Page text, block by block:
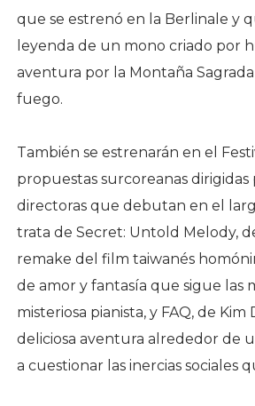
que se estrenó en la Berlinale y
leyenda de un mono criado por
aventura por la Montaña
fuego.
También se estrenarán en el
propuestas surcoreanas dirigidas
directoras que debutan en el
trata de Secret: Untold Melody,
remake del film taiwanés
de amor y fantasía que sigue las
misteriosa pianista, y FAQ, de Kim
deliciosa aventura alrededor de
a cuestionar las inercias sociales